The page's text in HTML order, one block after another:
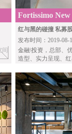
间
Fortissimo
Architects
红与黑的碰撞 私募
发布时间：2019-08-
金融\投资 ，总部、
造型、实力呈现、